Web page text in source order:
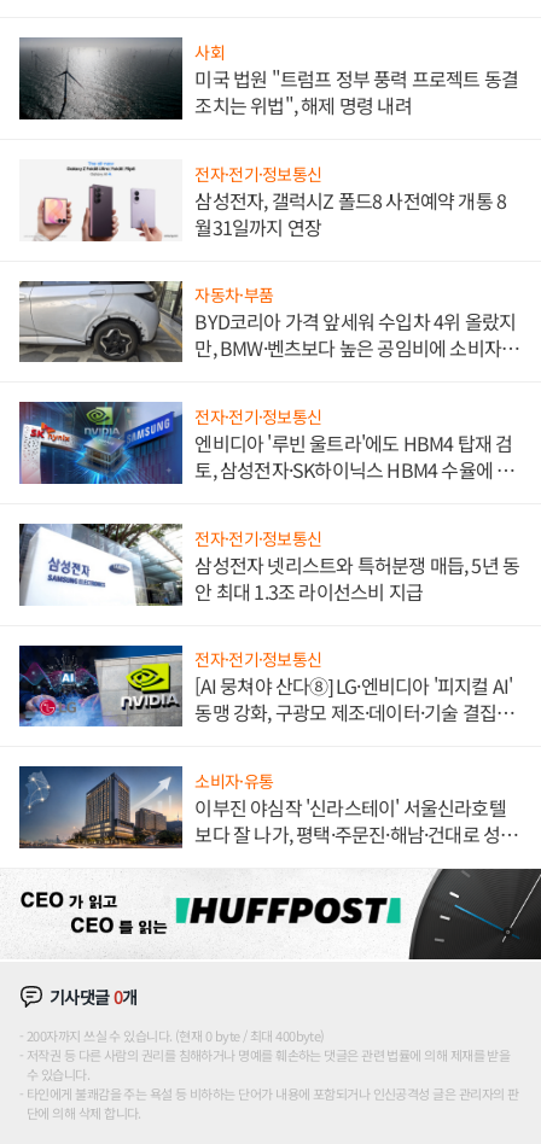
사회
미국 법원 "트럼프 정부 풍력 프로젝트 동결
조치는 위법", 해제 명령 내려
전자·전기·정보통신
삼성전자, 갤럭시Z 폴드8 사전예약 개통 8
월31일까지 연장
자동차·부품
BYD코리아 가격 앞세워 수입차 4위 올랐지
만, BMW·벤츠보다 높은 공임비에 소비자
전자·전기·정보통신
엔비디아 '루빈 울트라'에도 HBM4 탑재 검
토, 삼성전자·SK하이닉스 HBM4 수율에 주
전자·전기·정보통신
삼성전자 넷리스트와 특허분쟁 매듭, 5년 동
안 최대 1.3조 라이선스비 지급
전자·전기·정보통신
[AI 뭉쳐야 산다⑧] LG·엔비디아 '피지컬 AI'
동맹 강화, 구광모 제조·데이터·기술 결집
소비자·유통
이부진 야심작 '신라스테이' 서울신라호텔
보다 잘 나가, 평택·주문진·해남·건대로 성
기사댓글0개
200자까지 쓰실 수 있습니다. (현재 0 byte / 최대 400byte)
저작권 등 다른 사람의 권리를 침해하거나 명예를 훼손하는 댓글은 관련 법률에 의해 제재를 받을
수 있습니다.
타인에게 불쾌감을 주는 욕설 등 비하하는 단어가 내용에 포함되거나 인신공격성 글은 관리자의 판
단에 의해 삭제 합니다.